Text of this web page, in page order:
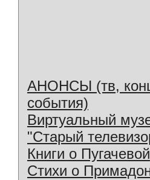
АНОНСЫ (тв,
события)
Виртуальный
"Старый
Книги о Пугачевой
Стихи о